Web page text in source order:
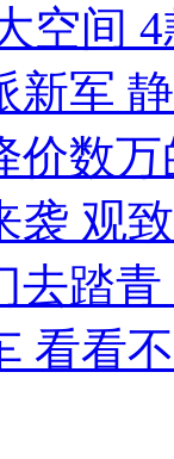
空间
新军
价数
袭 观
去踏
看看